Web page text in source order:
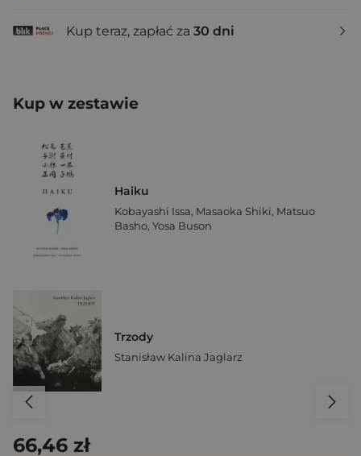
Kup teraz, zapłać za 30 dni
Kup w zestawie
Haiku
Kobayashi Issa, Masaoka Shiki, Matsuo
Basho, Yosa Buson
Trzody
Stanisław Kalina Jaglarz
66,46 zł